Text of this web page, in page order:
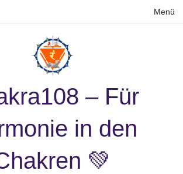
Menü
– Für
in den
💚